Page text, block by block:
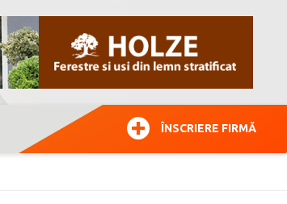
ÎNSCRIERE FIRMĂ